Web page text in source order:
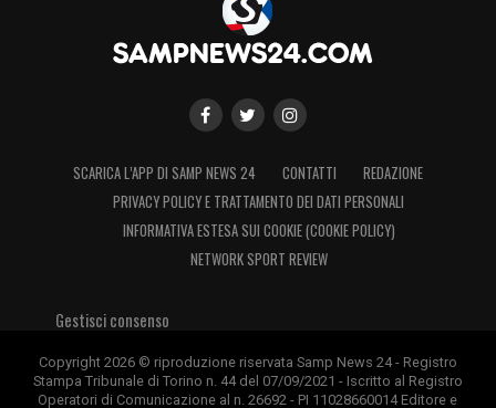
SCARICA L’APP DI SAMP NEWS 24 CONTATTI
REDAZIONE
PRIVACY POLICY E TRATTAMENTO DEI DATI PERSONALI
INFORMATIVA ESTESA SUI COOKIE (COOKIE POLICY)
NETWORK SPORT REVIEW
Gestisci consenso
Copyright 2026 © riproduzione riservata Samp News 24 - Registro
Stampa Tribunale di Torino n. 44 del 07/09/2021 - Iscritto al Registro
Operatori di Comunicazione al n. 26692 - PI 11028660014 Editore e